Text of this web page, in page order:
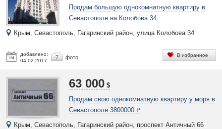
04
добавлено:
04.02.2017
7 фото
Продам большую однокомнатную квартиру в
Севастополе на Колобова 34
Крым, Севастополь, Гагаринский район, улица Колобова 34
В избранное
63 000 $
Продам свою однокомнатную квартиру у моря в
Севастополе 3800000 ₽
Крым, Севастополь, Гагаринский район, проспект Античный 66